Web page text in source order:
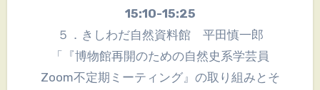
15:10-15:25
５．きしわだ自然資料館 平田慎一郎
「『博物館再開のための自然史系学芸員
Zoom不定期ミーティング』の取り組みとそ